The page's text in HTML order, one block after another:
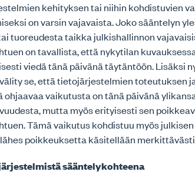
kehityksen tai niihin kohdistuvien
on varsin vajavaista. Joko sääntelyn
tuoreudesta taikka julkishallinnon
on tavallista, että nykytilan
viedä tänä päivänä täytäntöön. Lisäksi
se, että tietojärjestelmien toteutuksen
ohjaavaa vaikutusta on tänä päivänä
mutta myös erityisesti sen
Tämä vaikutus kohdistuu myös
poikkeuksetta käsitellään
sääntelykohteena